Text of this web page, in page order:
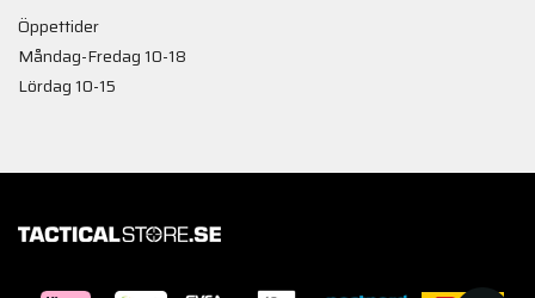
Öppettider
Måndag-Fredag 10-18
Lördag 10-15